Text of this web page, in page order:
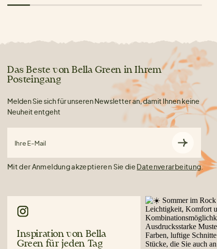
Das Beste von Bella Green in Ihrem
Posteingang
Melden Sie sich für unseren Newsletter an, damit Ihnen keine
Neuheit entgeht
Ihre E-Mail
Mit der Anmeldung akzeptieren Sie die Datenverarbeitung.
Inspiration von Bella
Green für jeden Tag